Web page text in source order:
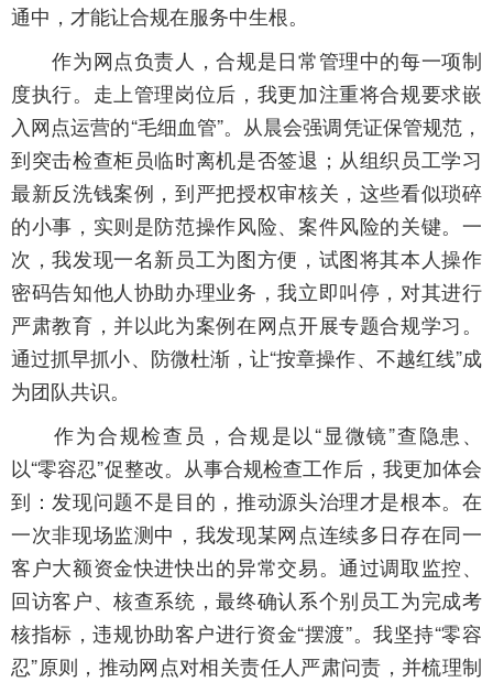
通中，才能让合规在服务中生根。
作为网点负责人，合规是日常管理中的每一项制
度执行。走上管理岗位后，我更加注重将合规要求嵌
入网点运营的“毛细血管”。从晨会强调凭证保管规范，
到突击检查柜员临时离机是否签退；从组织员工学习
最新反洗钱案例，到严把授权审核关，这些看似琐碎
的小事，实则是防范操作风险、案件风险的关键。一
次，我发现一名新员工为图方便，试图将其本人操作
密码告知他人协助办理业务，我立即叫停，对其进行
严肃教育，并以此为案例在网点开展专题合规学习。
通过抓早抓小、防微杜渐，让“按章操作、不越红线”成
为团队共识。
作为合规检查员，合规是以“显微镜”查隐患、
以“零容忍”促整改。从事合规检查工作后，我更加体会
到：发现问题不是目的，推动源头治理才是根本。在
一次非现场监测中，我发现某网点连续多日存在同一
客户大额资金快进快出的异常交易。通过调取监控、
回访客户、核查系统，最终确认系个别员工为完成考
核指标，违规协助客户进行资金“摆渡”。我坚持“零容
忍”原则，推动网点对相关责任人严肃问责，并梳理制